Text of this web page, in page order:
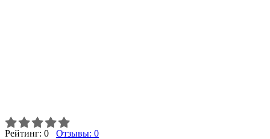
Рейтинг: 0 Отзывы: 0